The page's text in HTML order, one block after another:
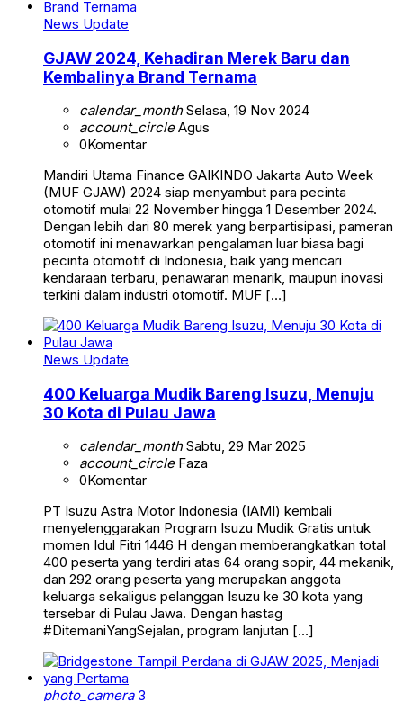
News Update
GJAW 2024, Kehadiran Merek Baru dan
Kembalinya Brand Ternama
calendar_monthSelasa, 19 Nov 2024
account_circleAgus
0Komentar
Mandiri Utama Finance GAIKINDO Jakarta Auto Week
(MUF GJAW) 2024 siap menyambut para pecinta
otomotif mulai 22 November hingga 1 Desember 2024.
Dengan lebih dari 80 merek yang berpartisipasi, pameran
otomotif ini menawarkan pengalaman luar biasa bagi
pecinta otomotif di Indonesia, baik yang mencari
kendaraan terbaru, penawaran menarik, maupun inovasi
terkini dalam industri otomotif. MUF […]
News Update
400 Keluarga Mudik Bareng Isuzu, Menuju
30 Kota di Pulau Jawa
calendar_monthSabtu, 29 Mar 2025
account_circleFaza
0Komentar
PT Isuzu Astra Motor Indonesia (IAMI) kembali
menyelenggarakan Program Isuzu Mudik Gratis untuk
momen Idul Fitri 1446 H dengan memberangkatkan total
400 peserta yang terdiri atas 64 orang sopir, 44 mekanik,
dan 292 orang peserta yang merupakan anggota
keluarga sekaligus pelanggan Isuzu ke 30 kota yang
tersebar di Pulau Jawa. Dengan hastag
#DitemaniYangSejalan, program lanjutan […]
photo_camera3